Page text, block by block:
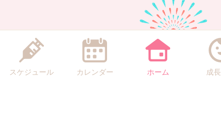
スケジュール カレンダー ホーム 成